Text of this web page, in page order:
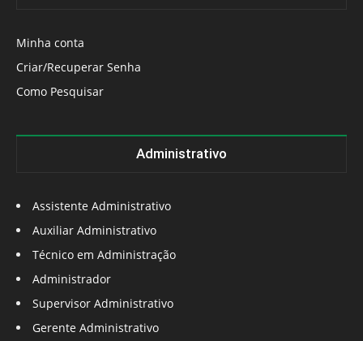
Minha conta
Criar/Recuperar Senha
Como Pesquisar
Administrativo
Assistente Administrativo
Auxiliar Administrativo
Técnico em Administração
Administrador
Supervisor Administrativo
Gerente Administrativo